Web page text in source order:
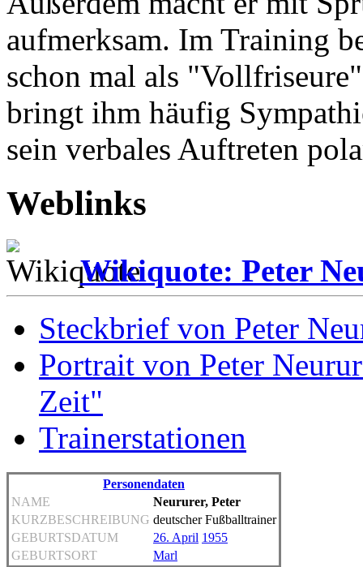
aufmerksam. Im Training
schon mal als
bringt ihm häufig
sein verbales Auftreten
Weblinks
Wikiquote: Peter
Steckbrief von Peter
Portrait von Peter
Zeit"
Trainerstationen
Personendaten
NAME
Neururer, Peter
KURZBESCHREIBUNG deutscher Fußballtrainer
GEBURTSDATUM
26. April 1955
GEBURTSORT
Marl